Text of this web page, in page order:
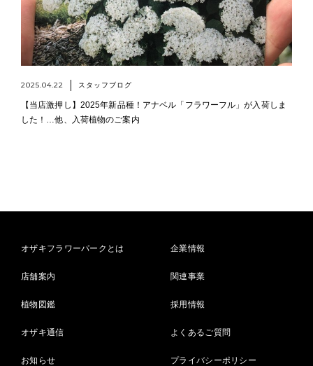
2025.04.22 スタッフブログ
【当店激押し】2025年新品種！アナベル「フラワーフル」が入荷しま
した！…他、入荷植物のご案内
オザキフラワーパークとは
店舗案内
植物図鑑
オザキ通信
お知らせ
企業情報
関連事業
採用情報
よくあるご質問
プライバシーポリシー